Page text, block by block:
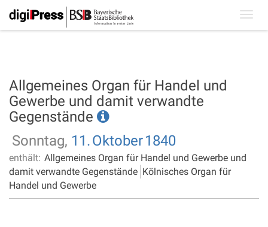
Allgemeines Organ für Handel und
Gewerbe und damit verwandte
Gegenstände
Sonntag, 11.Oktober1840
enthält: Allgemeines Organ für Handel und Gewerbe und
damit verwandte Gegenstände Kölnisches Organ für
Handel und Gewerbe